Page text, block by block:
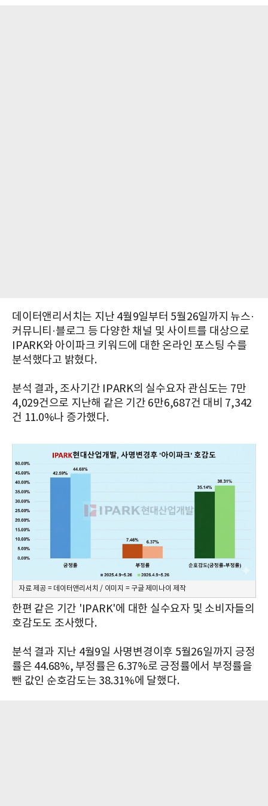
데이터앤리서치는 지난 4월9일부터 5월26일까지 뉴스·
커뮤니티·블로그 등 다양한 채널 및 사이트를 대상으로
IPARK와 아이파크 키워드에 대한 온라인 포스팅 수를
분석했다고 밝혔다.
분석 결과, 조사기간 IPARK의 실수요자 관심도는 7만
4,029건으로 지난해 같은 기간 6만6,687건 대비 7,342
건 11.0%나 증가했다.
자료 제공 = 데이터앤리서치 / 이미지 = 구글 제미나이 제작
한편 같은 기간 'IPARK'에 대한 실수요자 및 소비자들의
호감도도 조사했다.
분석 결과 지난 4월9일 사명변경이후 5월26일까지 긍정
률은 44.68%, 부정률은 6.37%로 긍정률에서 부정률을
뺀 값인 순호감도는 38.31%에 달했다.